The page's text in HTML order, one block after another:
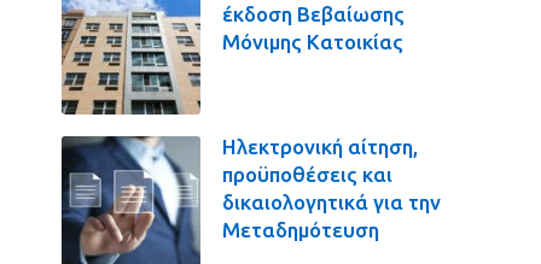
έκδοση Βεβαίωσης
Μόνιμης Κατοικίας
Ηλεκτρονική αίτηση,
προϋποθέσεις και
δικαιολογητικά για την
Μεταδημότευση